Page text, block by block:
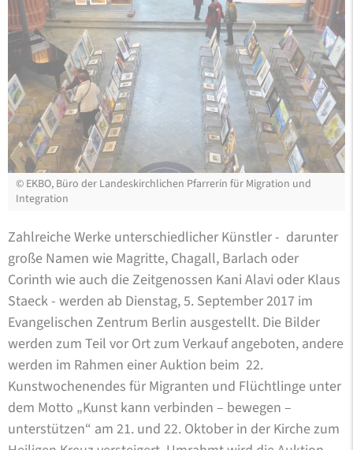
© EKBO, Büro der Landeskirchlichen Pfarrerin für Migration und
Integration
Zahlreiche Werke unterschiedlicher Künstler - darunter
große Namen wie Magritte, Chagall, Barlach oder
Corinth wie auch die Zeitgenossen Kani Alavi oder Klaus
Staeck - werden ab Dienstag, 5. September 2017 im
Evangelischen Zentrum Berlin ausgestellt. Die Bilder
werden zum Teil vor Ort zum Verkauf angeboten, andere
werden im Rahmen einer Auktion beim 22.
Kunstwochenendes für Migranten und Flüchtlinge unter
dem Motto „Kunst kann verbinden – bewegen –
unterstützen“ am 21. und 22. Oktober in der Kirche zum